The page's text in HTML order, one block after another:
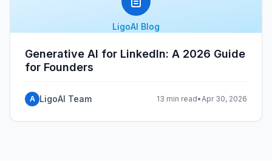
LigoAI Blog
Generative AI for LinkedIn: A 2026 Guide
for Founders
A LigoAI Team 13 min read•Apr 30, 2026